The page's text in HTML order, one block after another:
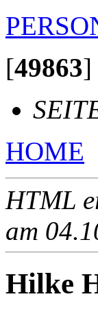
[49863]
HOME
HTML
am
Hilke